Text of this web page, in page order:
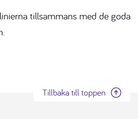
tillsammans med de goda
Tillbaka till toppen